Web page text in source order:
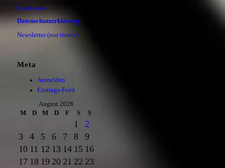
Impressum
Datenschutzerklärung
Newsletter (nur intern)
Meta
Anmelden
Eintrags-Feed
August 2026
M
D M D F S S
1
2
3
4 5 6 7 8
9
10 11 12 13 14 15 16
17 18 19 20 21 22 23